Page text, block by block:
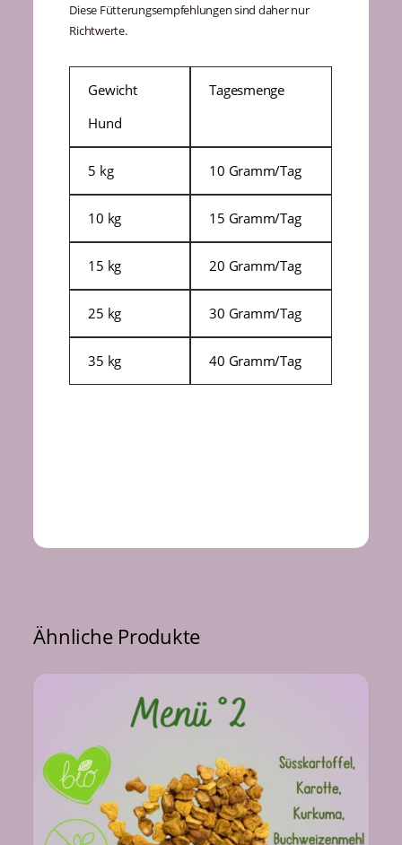
Diese Fütterungsempfehlungen sind daher nur
Richtwerte.
Gewicht
Hund
Tagesmenge
5 kg 10 Gramm/Tag
10 kg 15 Gramm/Tag
15 kg 20 Gramm/Tag
25 kg 30 Gramm/Tag
35 kg 40 Gramm/Tag
Ähnliche Produkte